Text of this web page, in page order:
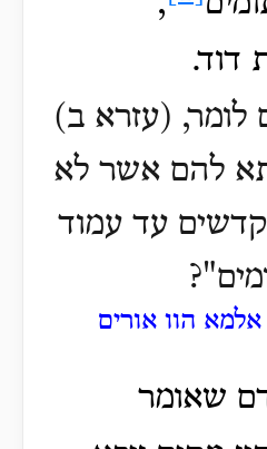
דוד.
(עזרא ב)
להם אשר לא
עד עמוד
הוו אורים
שאומר